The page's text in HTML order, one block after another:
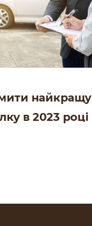
найкращу
в 2023 році